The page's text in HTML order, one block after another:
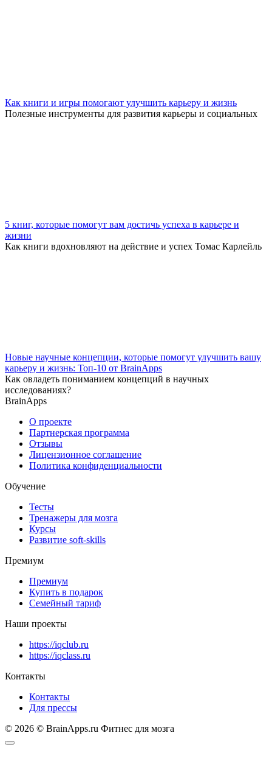
Как книги и игры помогают улучшить карьеру и жизнь
Полезные инструменты для развития карьеры и социальных
5 книг, которые помогут вам достичь успеха в карьере и
жизни
Как книги вдохновляют на действие и успех Томас Карлейль
Новые научные концепции, которые помогут улучшить вашу
карьеру и жизнь: Топ-10 от BrainApps
Как овладеть пониманием концепций в научных
исследованиях?
BrainApps
О проекте
Партнерская программа
Отзывы
Лицензионное соглашение
Политика конфиденциальности
Обучение
Тесты
Тренажеры для мозга
Курсы
Развитие soft-skills
Премиум
Премиум
Купить в подарок
Семейный тариф
Наши проекты
https://iqclub.ru
https://iqclass.ru
Контакты
Контакты
Для прессы
© 2026 © BrainApps.ru Фитнес для мозга